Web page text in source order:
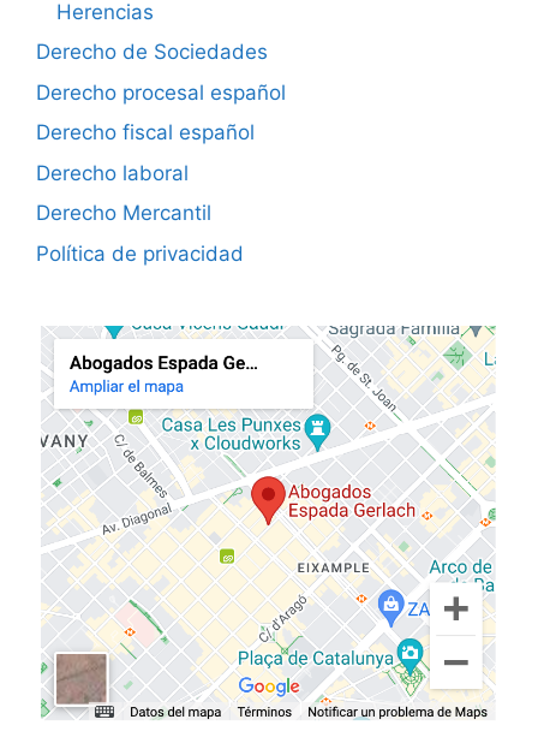
Herencias
Derecho de Sociedades
Derecho procesal español
Derecho fiscal español
Derecho laboral
Derecho Mercantil
Política de privacidad